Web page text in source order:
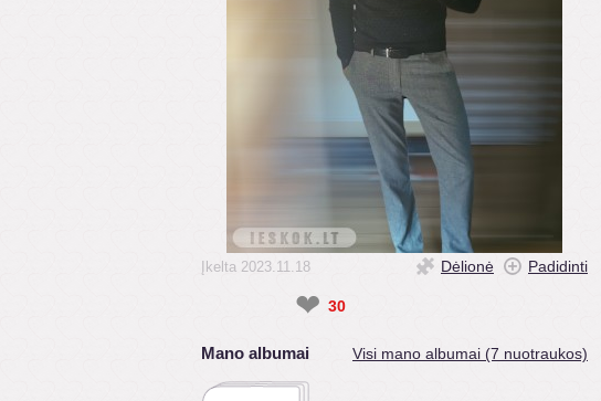
Įkelta 2023.11.18 Dėlionė Padidinti
❤ 30
Mano albumai Visi mano albumai (7 nuotraukos)